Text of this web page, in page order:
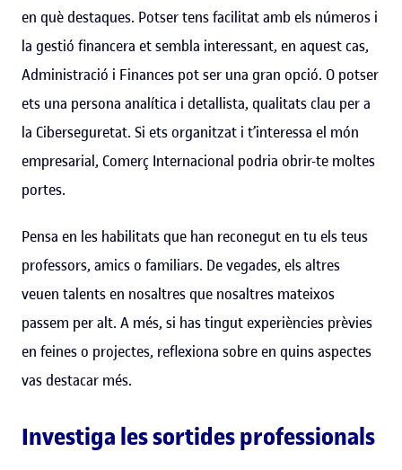
en què destaques. Potser tens facilitat amb els números i
la gestió financera et sembla interessant, en aquest cas,
Administració i Finances pot ser una gran opció. O potser
ets una persona analítica i detallista, qualitats clau per a
la Ciberseguretat. Si ets organitzat i t’interessa el món
empresarial, Comerç Internacional podria obrir-te moltes
portes.
Pensa en les habilitats que han reconegut en tu els teus
professors, amics o familiars. De vegades, els altres
veuen talents en nosaltres que nosaltres mateixos
passem per alt. A més, si has tingut experiències prèvies
en feines o projectes, reflexiona sobre en quins aspectes
vas destacar més.
Investiga les sortides professionals